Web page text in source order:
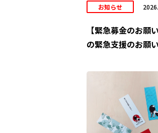
お知らせ
【緊急募金のお願
の緊急支援のお願い